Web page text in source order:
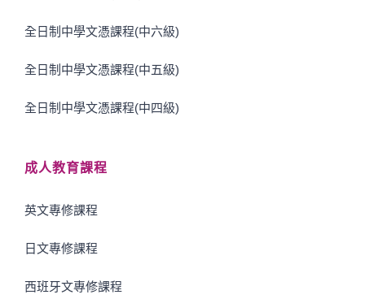
全日制中學文憑課程(中六級)
全日制中學文憑課程(中五級)
全日制中學文憑課程(中四級)
成人教育課程
英文專修課程
日文專修課程
西班牙文專修課程